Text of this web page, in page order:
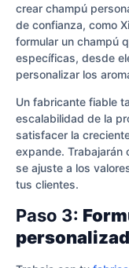
crear champú
de confianza, como
formular un champú
específicas, desde
personalizar los
Un fabricante fiable
escalabilidad de la
satisfacer la
expande. Trabajarán
se ajuste a los
tus clientes.
Paso 3: